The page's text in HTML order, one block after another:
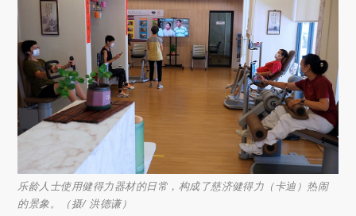
乐龄人士使用健得力器材的日常，构成了慈济健得力（卡迪）热闹
的景象。（摄/ 洪德谦）